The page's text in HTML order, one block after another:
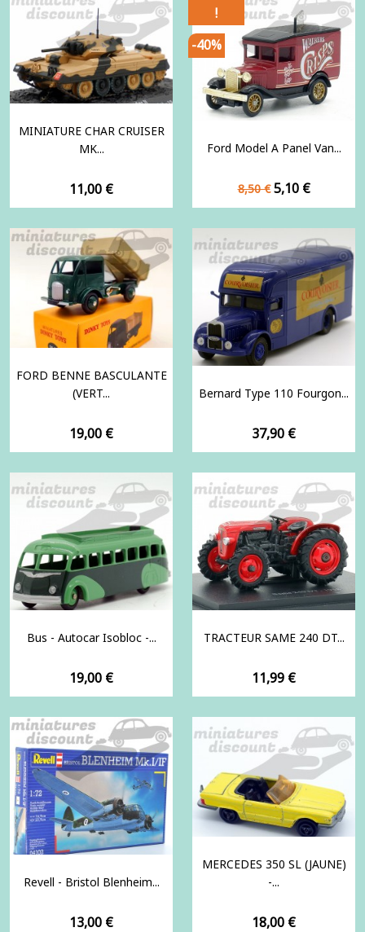
MINIATURE CHAR CRUISER
MK...
Prix
11,00 €
Ford Model A Panel Van...
Prix
de
8,50 € Prix
5,10 €
!
-40%
FORD BENNE BASCULANTE
(VERT...
Prix
19,00 €
Bernard Type 110 Fourgon...
Prix
37,90 €
Bus - Autocar Isobloc -...
Prix
19,00 €
TRACTEUR SAME 240 DT...
Prix
11,99 €
Revell - Bristol Blenheim...
Prix
13,00 €
MERCEDES 350 SL (JAUNE)
-...
Prix
18,00 €